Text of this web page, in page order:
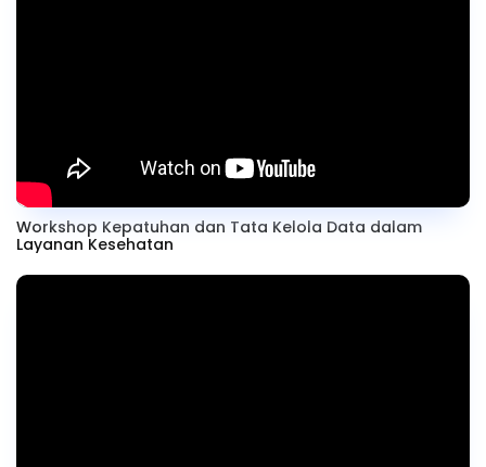
Workshop Kepatuhan dan Tata Kelola Data dalam
Layanan Kesehatan